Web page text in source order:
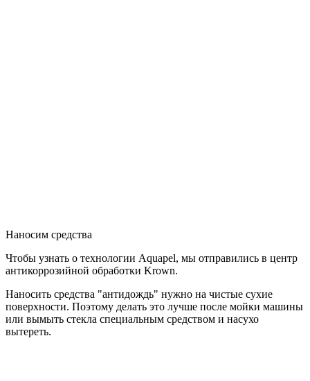
Наносим средства
Чтобы узнать о технологии Aquapel, мы отправились в центр
антикоррозийной обработки Krown.
Наносить средства "антидождь" нужно на чистые сухие
поверхности. Поэтому делать это лучше после мойки машины
или вымыть стекла специальным средством и насухо
вытереть.